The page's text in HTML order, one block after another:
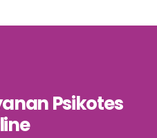
Psikotes